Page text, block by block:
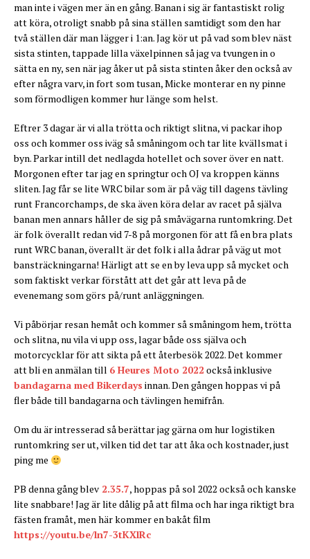
man inte i vägen mer än en gång. Banan i sig är fantastiskt rolig
att köra, otroligt snabb på sina ställen samtidigt som den har
två ställen där man lägger i 1:an. Jag kör ut på vad som blev näst
sista stinten, tappade lilla växelpinnen så jag va tvungen in o
sätta en ny, sen när jag åker ut på sista stinten åker den också av
efter några varv, in fort som tusan, Micke monterar en ny pinne
som förmodligen kommer hur länge som helst.
Eftrer 3 dagar är vi alla trötta och riktigt slitna, vi packar ihop
oss och kommer oss iväg så småningom och tar lite kvällsmat i
byn. Parkar intill det nedlagda hotellet och sover över en natt.
Morgonen efter tar jag en springtur och OJ va kroppen känns
sliten. Jag får se lite WRC bilar som är på väg till dagens tävling
runt Francorchamps, de ska även köra delar av racet på själva
banan men annars håller de sig på småvägarna runtomkring. Det
är folk överallt redan vid 7-8 på morgonen för att få en bra plats
runt WRC banan, överallt är det folk i alla ådrar på väg ut mot
bansträckningarna! Härligt att se en by leva upp så mycket och
som faktiskt verkar förstått att det går att leva på de
evenemang som görs på/runt anläggningen.
Vi påbörjar resan hemåt och kommer så småningom hem, trötta
och slitna, nu vila vi upp oss, lagar både oss själva och
motorcycklar för att sikta på ett återbesök 2022. Det kommer
att bli en anmälan till 6 Heures Moto 2022också inklusive
bandagarna med Bikerdays innan. Den gången hoppas vi på
fler både till bandagarna och tävlingen hemifrån.
Om du är intresserad så berättar jag gärna om hur logistiken
runtomkring ser ut, vilken tid det tar att åka och kostnader, just
ping me
PB denna gång blev2.35.7, hoppas på sol 2022 också och kanske
lite snabbare! Jag är lite dålig på att filma och har inga riktigt bra
fästen framåt, men här kommer en bakåt film
https://youtu.be/ln7-3tKXlRc